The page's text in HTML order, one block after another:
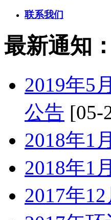
联系我们
最新通知：
2019年5
公告 [05-
2018年1
2018年1
2017年